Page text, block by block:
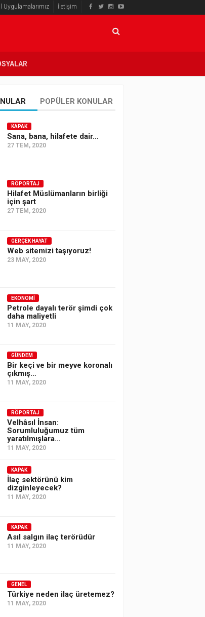
Uygulamalarımız İletişim
POPÜLER KONULAR
KAPAK
Sana, bana, hilafete dair…
27 TEM, 2020
RÖPORTAJ
Hilafet Müslümanların birliği
için şart
27 TEM, 2020
GERÇEK HAYAT
Web sitemizi taşıyoruz!
23 MAY, 2020
EKONOMI
Petrole dayalı terör şimdi çok
daha maliyetli
11 MAY, 2020
GÜNDEM
Bir keçi ve bir meyve koronalı
çıkmış…
11 MAY, 2020
RÖPORTAJ
Velhâsıl İnsan:
Sorumluluğumuz tüm
yaratılmışlara…
11 MAY, 2020
KAPAK
İlaç sektörünü kim
dizginleyecek?
11 MAY, 2020
KAPAK
Asıl salgın ilaç terörüdür
11 MAY, 2020
GENEL
Türkiye neden ilaç üretemez?
11 MAY, 2020